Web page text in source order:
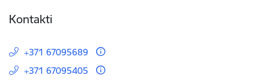
Kontakti
+371 67095689
+371 67095405